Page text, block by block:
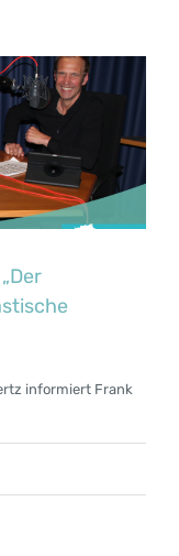
informiert Frank